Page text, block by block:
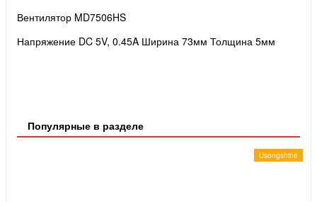
Вентилятор MD7506HS
Напряжение DC 5V, 0.45A Ширина 73мм Толщина 5мм
Популярные в разделе
Usongshine